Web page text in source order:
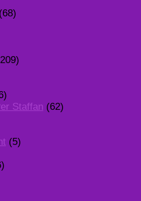
(68)
Staffan (62)
(5)